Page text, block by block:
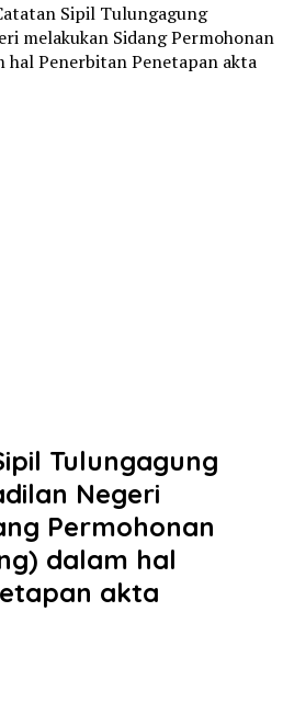
Sipil Tulungagung
melakukan Sidang Permohonan
hal Penerbitan Penetapan akta
Tulungagung
Negeri
Permohonan
dalam hal
akta